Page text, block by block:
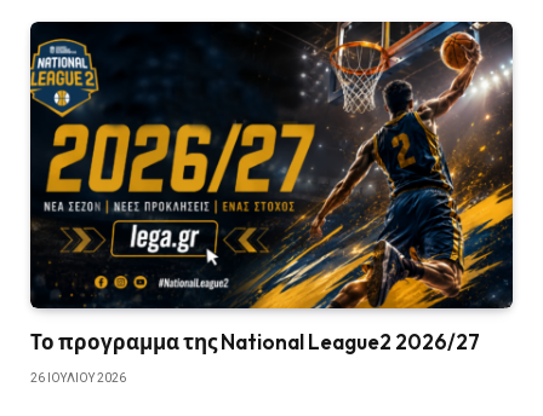
Το προγραμμα της National League2 2026/27
26 ΙΟΥΛΊΟΥ 2026